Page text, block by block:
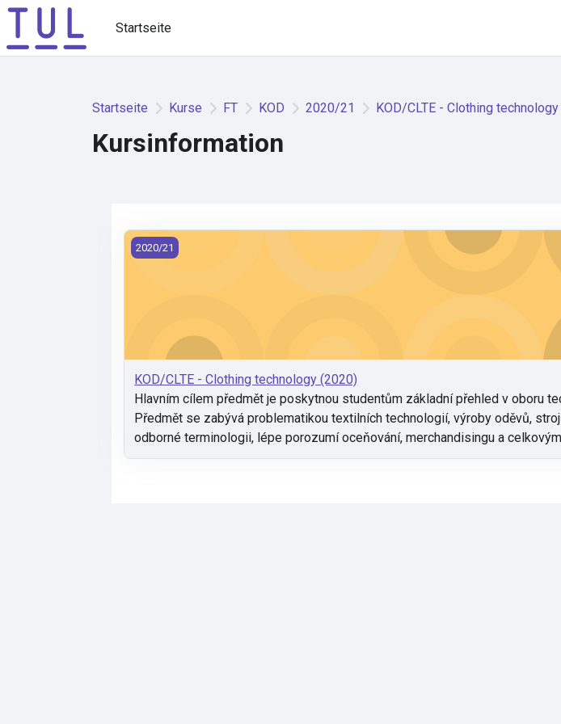
Zum Hauptinhalt
Startseite
Startseite Kurse FT KOD 2020/21 KOD/CLTE - Clothing
Kursinformation
KOD/CLTE - Clothing technology (2020)
2020/21
KOD/CLTE - Clothing technology (2020)
Hlavním cílem předmět je poskytnou studentům základní přehled v oboru
Předmět se zabývá problematikou textilních technologií, výroby oděvů,
odborné terminologii, lépe porozumí oceňování, merchandisingu a